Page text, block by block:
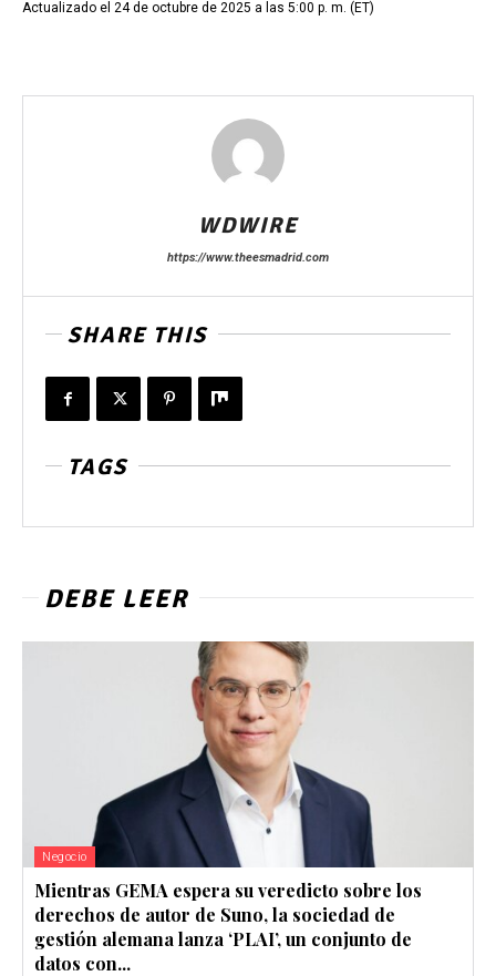
Actualizado el 24 de octubre de 2025 a las 5:00 p. m. (ET)
WDWIRE
https://www.theesmadrid.com
SHARE THIS
TAGS
DEBE LEER
Negocio
Mientras GEMA espera su veredicto sobre los
derechos de autor de Suno, la sociedad de
gestión alemana lanza ‘PLAI’, un conjunto de
datos con...